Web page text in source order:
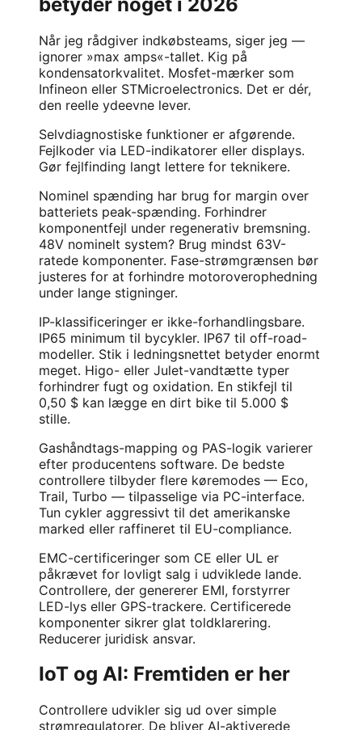
Når jeg rådgiver indkøbsteams, siger jeg —
ignorer »max amps«-tallet. Kig på
kondensatorkvalitet. Mosfet-mærker som
Infineon eller STMicroelectronics. Det er dér,
den reelle ydeevne lever.
Selvdiagnostiske funktioner er afgørende.
Fejlkoder via LED-indikatorer eller displays.
Gør fejlfinding langt lettere for teknikere.
Nominel spænding har brug for margin over
batteriets peak-spænding. Forhindrer
komponentfejl under regenerativ bremsning.
48V nominelt system? Brug mindst 63V-
ratede komponenter. Fase-strømgrænsen bør
justeres for at forhindre motoroverophedning
under lange stigninger.
IP-klassificeringer er ikke-forhandlingsbare.
IP65 minimum til bycykler. IP67 til off-road-
modeller. Stik i ledningsnettet betyder enormt
meget. Higo- eller Julet-vandtætte typer
forhindrer fugt og oxidation. En stikfejl til
0,50 $ kan lægge en dirt bike til 5.000 $
stille.
Gashåndtags-mapping og PAS-logik varierer
efter producentens software. De bedste
controllere tilbyder flere køremodes — Eco,
Trail, Turbo — tilpasselige via PC-interface.
Tun cykler aggressivt til det amerikanske
marked eller raffineret til EU-compliance.
EMC-certificeringer som CE eller UL er
påkrævet for lovligt salg i udviklede lande.
Controllere, der genererer EMI, forstyrrer
LED-lys eller GPS-trackere. Certificerede
komponenter sikrer glat toldklarering.
Reducerer juridisk ansvar.
IoT og AI: Fremtiden er her
Controllere udvikler sig ud over simple
strømregulatorer. De bliver AI-aktiverede